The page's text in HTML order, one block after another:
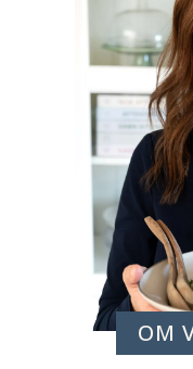
OM